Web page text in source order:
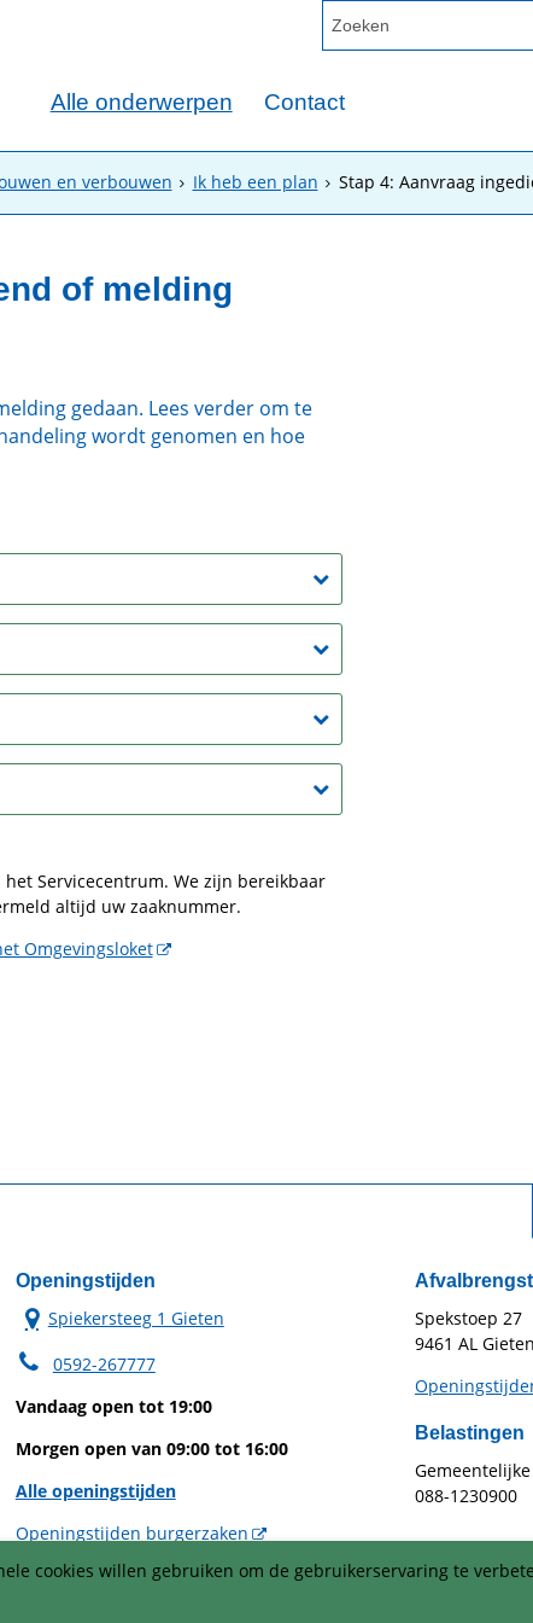
cookies willen gebruiken om de gebruikerservaring te
Alle onderwerpen Contact
en verbouwen Ik heb een plan Stap 4: Aanvraag
of melding
gedaan. Lees verder om te
wordt genomen en hoe
Servicecentrum. We zijn bereikbaar
altijd uw zaaknummer.
Omgevingsloket
Openingstijden
Spiekersteeg 1 Gieten
0592-267777
Vandaag open tot 19:00
Morgen open van 09:00 tot 16:00
Alle openingstijden
Openingstijden burgerzaken
Telefonisch zijn wij op werkdagen
Spekstoep 27
9461 AL Gieten
Belastingen
088-1230900